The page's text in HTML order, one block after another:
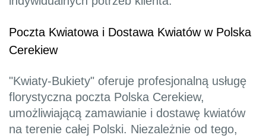
Poczta Kwiatowa i Dostawa Kwiatów w Polska
Cerekiew
"Kwiaty-Bukiety" oferuje profesjonalną usługę
florystyczna poczta Polska Cerekiew,
umożliwiającą zamawianie i dostawę kwiatów
na terenie całej Polski. Niezależnie od tego,